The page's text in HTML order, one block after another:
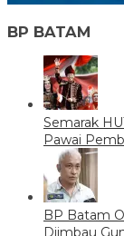
BP BATAM
Semarak
Pawai
BP Batam
Diimbau